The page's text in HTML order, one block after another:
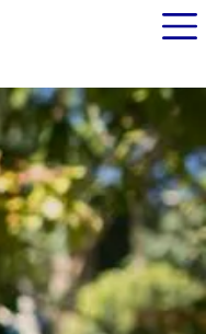
pour les clubs et la
?
à tout âge
partenariat pour une
pour se lancer